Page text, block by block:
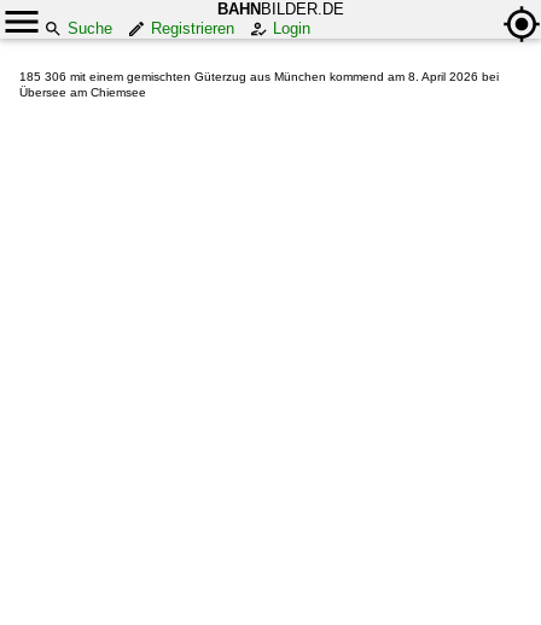
BAHN BILDER.DE
Suche
Registrieren Login
185 306 mit einem gemischten Güterzug aus München kommend am 8. April 2026 bei
Übersee am Chiemsee